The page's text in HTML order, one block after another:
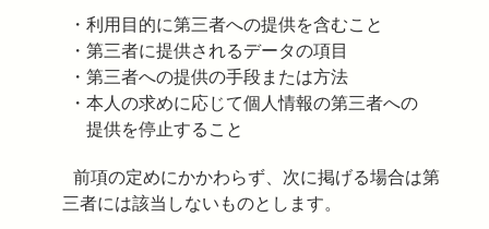
・利用目的に第三者への提供を含むこと
・第三者に提供されるデータの項目
・第三者への提供の手段または方法
・本人の求めに応じて個人情報の第三者への
提供を停止すること
前項の定めにかかわらず、次に掲げる場合は第
三者には該当しないものとします。